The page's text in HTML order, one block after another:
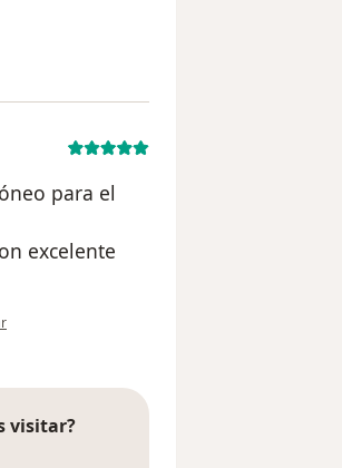
Yeiser
para el
excelente
del usuario Leidy T
visitar?